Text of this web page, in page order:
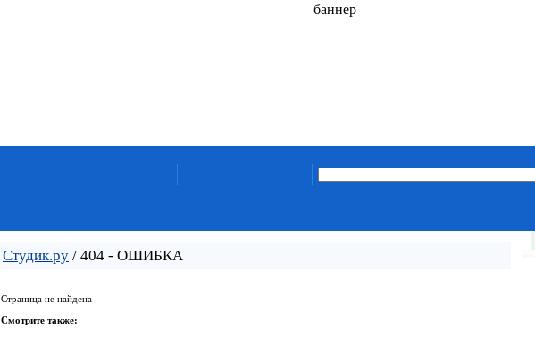
баннер
Студик.ру / 404 - ОШИБКА
Страница не найдена
Смотрите также: